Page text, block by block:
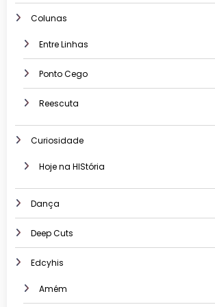
Colunas
Entre Linhas
Ponto Cego
Reescuta
Curiosidade
Hoje na HIStória
Dança
Deep Cuts
Edcyhis
Amém